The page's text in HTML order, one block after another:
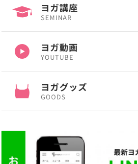
ヨガ講座
SEMINAR
ヨガ動画
YOUTUBE
ヨガグッズ
GOODS